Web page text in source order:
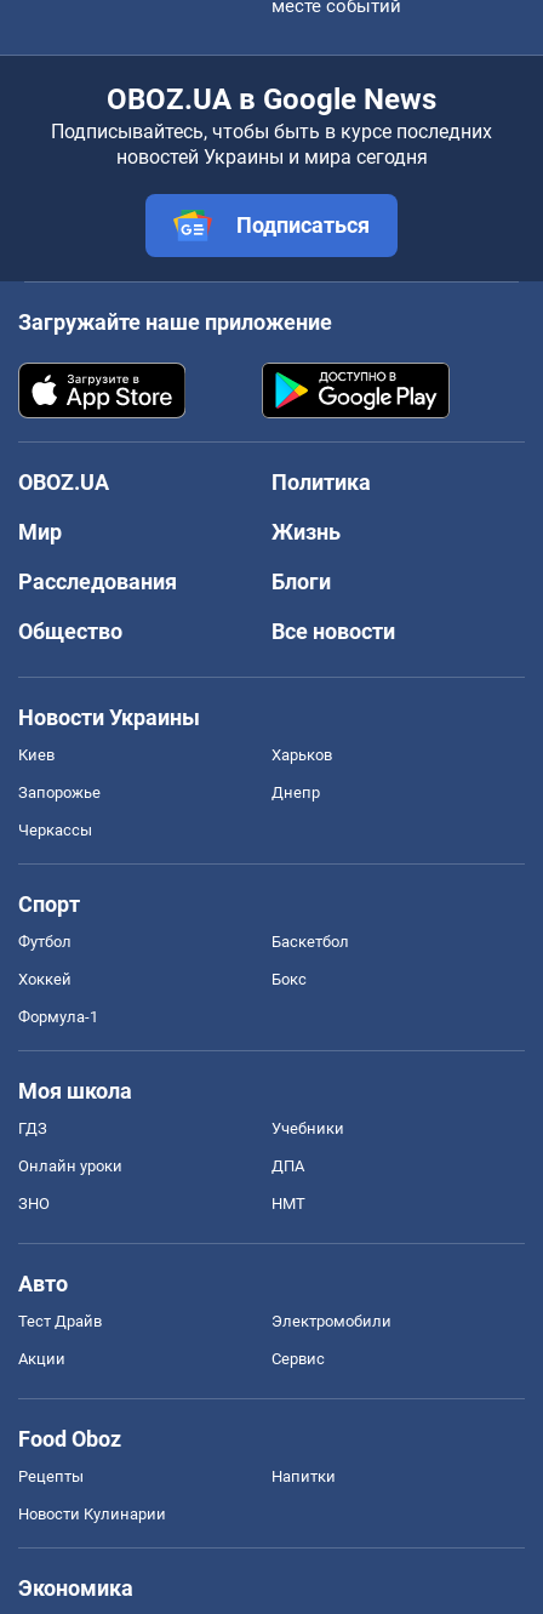
месте событий
OBOZ.UA в Google News
Подписывайтесь, чтобы быть в курсе последних
новостей Украины и мира сегодня
Подписаться
Загружайте наше приложение
OBOZ.UA
Политика
Мир
Жизнь
Расследования
Блоги
Общество
Все новости
Новости Украины
Киев Харьков
Запорожье Днепр
Черкассы
Спорт
Футбол Баскетбол
Хоккей Бокс
Формула-1
Моя школа
ГДЗ Учебники
Онлайн уроки ДПА
ЗНО НМТ
Авто
Тест Драйв Электромобили
Акции Сервис
Food Oboz
Рецепты Напитки
Новости Кулинарии
Экономика